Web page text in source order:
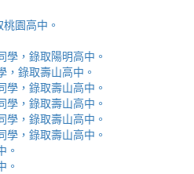
園高中。
，錄取陽明高中。
錄取壽山高中。
，錄取壽山高中。
，錄取壽山高中。
，錄取壽山高中。
，錄取壽山高中。
。
。